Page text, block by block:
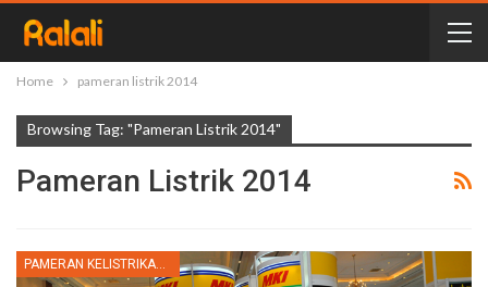
Home pameran listrik 2014
Browsing Tag: "pameran Listrik 2014"
Pameran Listrik 2014
PAMERAN KELISTRIKAN INDONESIA 2014